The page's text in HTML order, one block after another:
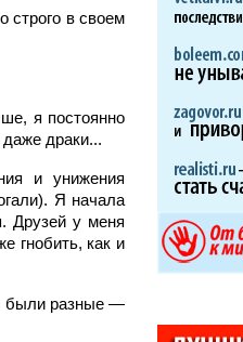
строго в своем
я постоянно
драки...
и унижения
Я начала
Друзей у меня
гнобить, как и
были разные —